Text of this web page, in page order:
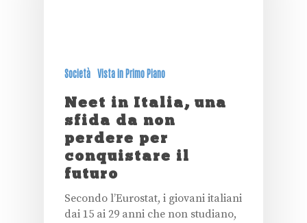
Società Vista in Primo Piano
Neet in Italia, una
sfida da non
perdere per
conquistare il
futuro
Secondo l’Eurostat, i giovani italiani
dai 15 ai 29 anni che non studiano,